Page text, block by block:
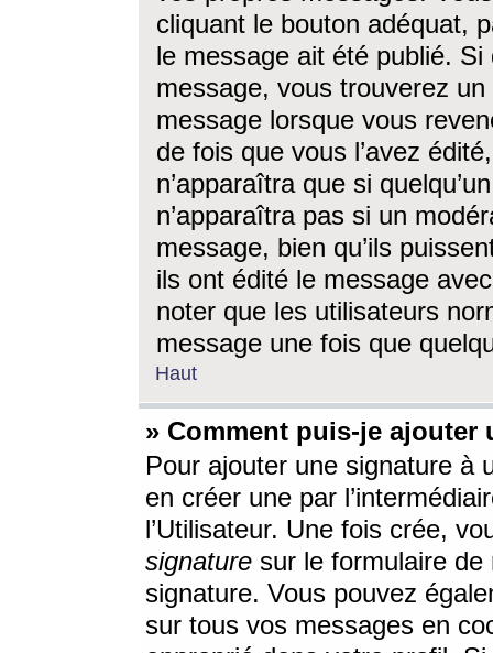
cliquant le bouton adéquat,
le message ait été publié. Si
message, vous trouverez
message lorsque vous
de fois que vous l’avez
n’apparaîtra que si
n’apparaîtra pas si un
message, bien qu’ils
ils ont édité le message
noter que les utilisateurs
message une fois que
Haut
» Comment puis-je ajouter
Pour ajouter une signature à
en créer une par
l’Utilisateur. Une fois crée,
signature sur le formulaire de
signature. Vous pouvez
sur tous vos messages en